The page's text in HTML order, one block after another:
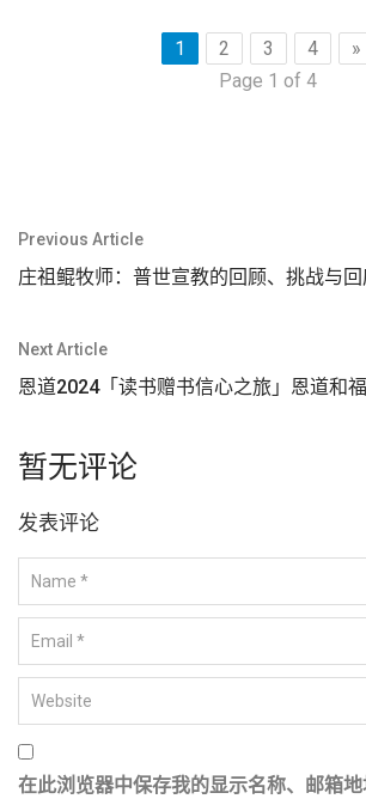
1 2 3 4
»
Page 1 of 4
文
章
航
Previous Article
庄祖鲲牧师：普世宣教的回顾、挑战与回
Next Article
恩道2024「读书赠书信心之旅」恩道和
暂无评论
发表评论
在此浏览器中保存我的显示名称、邮箱